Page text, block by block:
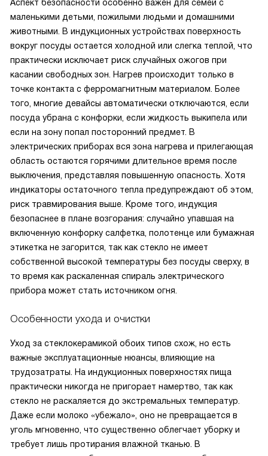
Аспект безопасности особенно важен для семей с
маленькими детьми, пожилыми людьми и домашними
животными. В индукционных устройствах поверхность
вокруг посуды остается холодной или слегка теплой, что
практически исключает риск случайных ожогов при
касании свободных зон. Нагрев происходит только в
точке контакта с ферромагнитным материалом. Более
того, многие девайсы автоматически отключаются, если
посуда убрана с конфорки, если жидкость выкипела или
если на зону попал посторонний предмет. В
электрических приборах вся зона нагрева и прилегающая
область остаются горячими длительное время после
выключения, представляя повышенную опасность. Хотя
индикаторы остаточного тепла предупреждают об этом,
риск травмирования выше. Кроме того, индукция
безопаснее в плане возгорания: случайно упавшая на
включенную конфорку салфетка, полотенце или бумажная
этикетка не загорится, так как стекло не имеет
собственной высокой температуры без посуды сверху, в
то время как раскаленная спираль электрического
прибора может стать источником огня.
Особенности ухода и очистки
Уход за стеклокерамикой обоих типов схож, но есть
важные эксплуатационные нюансы, влияющие на
трудозатраты. На индукционных поверхностях пища
практически никогда не пригорает намертво, так как
стекло не раскаляется до экстремальных температур.
Даже если молоко «убежало», оно не превращается в
уголь мгновенно, что существенно облегчает уборку и
требует лишь протирания влажной тканью. В